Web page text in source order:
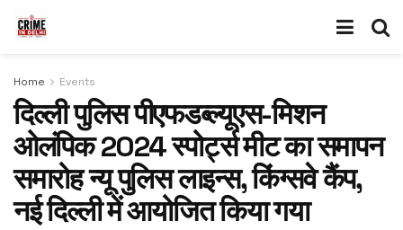
Home Events
दिल्ली पुलिस पीएफडब्ल्यूएस-मिशन
ओलंपिक 2024 स्पोर्ट्स मीट का समापन
समारोह न्यू पुलिस लाइन्स, किंग्सवे कैंप,
नई दिल्ली में आयोजित किया गया